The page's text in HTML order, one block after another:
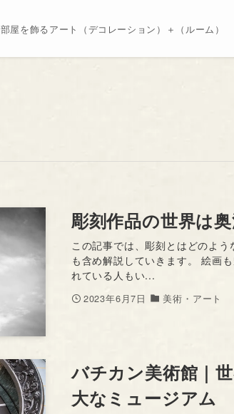
部屋を飾るアート（デコレーション）＋（ルーム）
彫刻作品の世界は
この記事では、彫刻とはどのよ
も含め解説していきます。 絵画
れている人もい...
2023年6月7日 美術・アート
バチカン美術館｜
大なミュージアム